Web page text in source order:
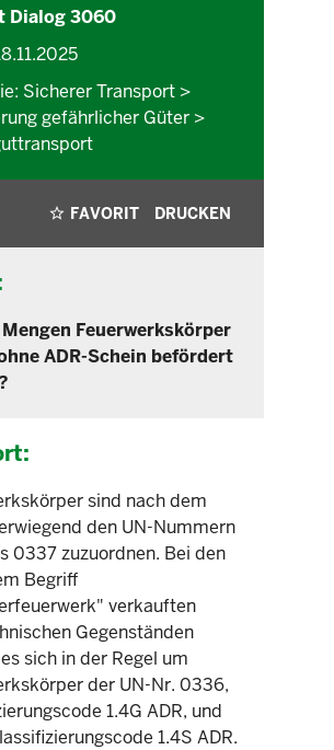
Dialog 3060
Sicherer Transport >
gefährlicher Güter >
FAVORIT DRUCKEN
Feuerwerkskörper
ADR-Schein befördert
sind nach dem
den UN-Nummern
0337 zuzuordnen. Bei den
Begriff
verkauften
Gegenständen
sich in der Regel um
der UN-Nr. 0336,
1.4G ADR, und
1.4S ADR.